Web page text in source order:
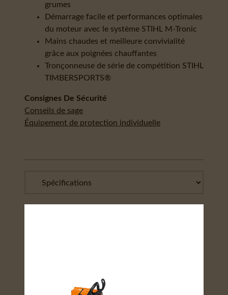
grumes
Démarrage facile et performances optimales
du moteur avec le système STIHL M-Tronic
Mains chaudes et meilleure convivialité
grâce aux poignées chauffantes
Tronçonneuse de série de compétition STIHL
TIMBERSPORTS®
Consignes De Sécurité
Conseils de sage
Équipement de protection individuelle